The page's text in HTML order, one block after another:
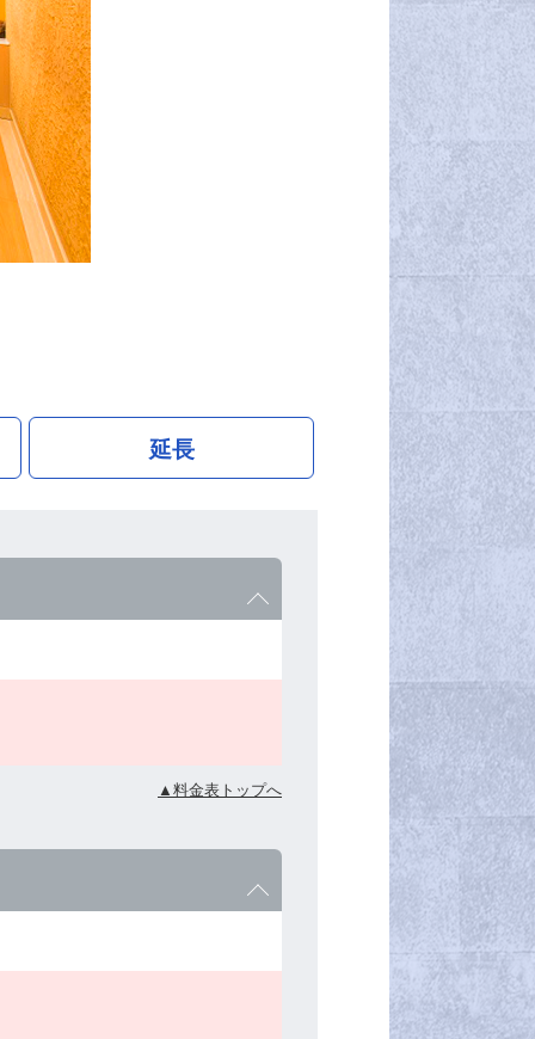
延長
▲料金表トップへ